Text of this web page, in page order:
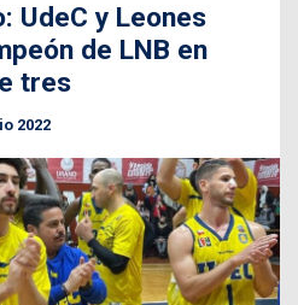
UdeC y Leones
de LNB en
tres
2022